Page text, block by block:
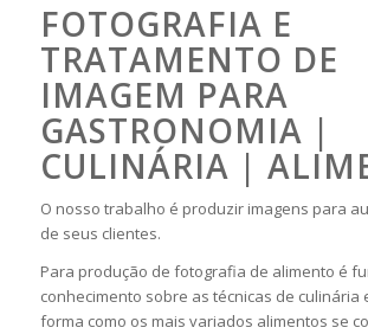
FOTOGRAFIA E
TRATAMENTO DE
IMAGEM PARA
GASTRONOMIA |
CULINÁRIA |
O nosso trabalho é produzir imagens para
de seus clientes.
Para produção de fotografia de alimento é
conhecimento sobre as técnicas de culinária
forma como os mais variados alimentos se